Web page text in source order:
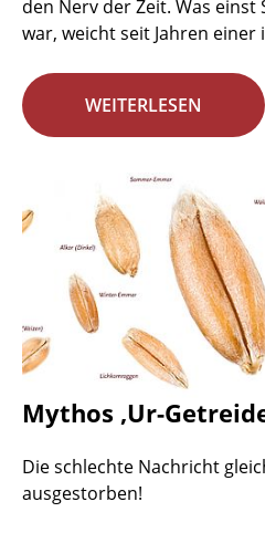
den Nerv der Zeit. Was einst
war, weicht seit Jahren
WEITERLESEN
Mythos ‚Ur-
Die schlechte Nachricht
ausgestorben!